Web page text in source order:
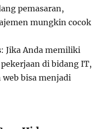
pemasaran,
mungkin cocok
: Jika Anda memiliki
di bidang IT,
web bisa menjadi